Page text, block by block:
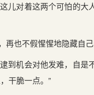
儿对着这两个可怕的大
也不假惺惺地隐藏自己
到机会对他发难，自是
干脆一点。”